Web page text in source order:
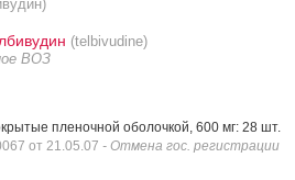
(telbivudine)
ВОЗ
пленочной оболочкой, 600 мг: 28 шт.
от 21.05.07 - Отмена гос. регистрации